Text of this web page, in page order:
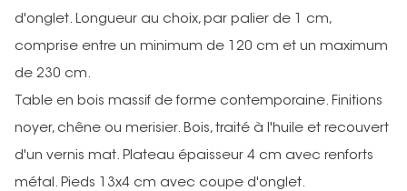
d'onglet. Longueur au choix, par palier de 1 cm,
comprise entre un minimum de 120 cm et un maximum
de 230 cm.
Table en bois massif de forme contemporaine. Finitions
noyer, chêne ou merisier. Bois, traité à l'huile et recouvert
d'un vernis mat. Plateau épaisseur 4 cm avec renforts
métal. Pieds 13x4 cm avec coupe d'onglet.